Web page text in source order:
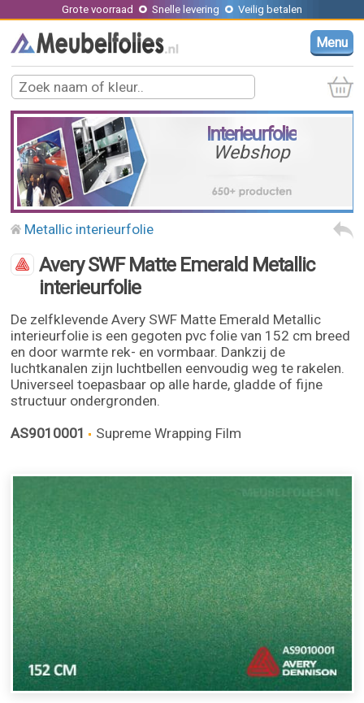
Grote voorraad Snelle levering Veilig betalen
Menu
Interieurfolie
Webshop
Metallic interieurfolie
Avery SWF Matte Emerald Metallic
interieurfolie
De zelfklevende Avery SWF Matte Emerald Metallic
interieurfolie is een gegoten pvc folie van 152 cm breed
en door warmte rek- en vormbaar. Dankzij de
luchtkanalen zijn luchtbellen eenvoudig weg te rakelen.
Universeel toepasbaar op alle harde, gladde of fijne
structuur ondergronden.
AS9010001
Supreme Wrapping Film